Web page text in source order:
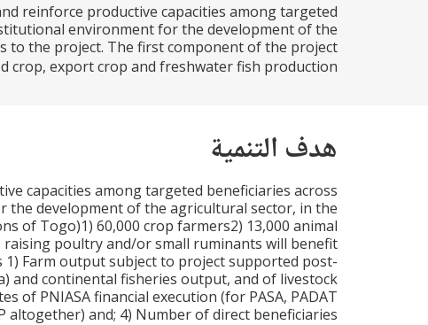
reinforce productive capacities among targeted
environment for the development of the
to the project. The first component of the project
export crop and freshwater fish production...
هدف التنمية
capacities among targeted beneficiaries across
the development of the agricultural sector, in the
of Togo)1) 60,000 crop farmers2) 13,000 animal
raising poultry and/or small ruminants will benefit
1) Farm output subject to project supported post-
and continental fisheries output, and of livestock
of PNIASA financial execution (for PASA, PADAT
altogether) and; 4) Number of direct beneficiaries.